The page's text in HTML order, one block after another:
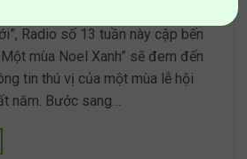
Radio số 13 tuần này cập bến
mùa Noel Xanh” sẽ đem đến
tin thú vị của một mùa lễ hội
năm. Bước sang…